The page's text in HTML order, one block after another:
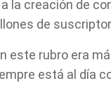
la creación de
de
este rubro era
está al día